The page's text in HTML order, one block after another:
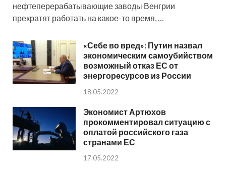
нефтеперерабатывающие заводы Венгрии
прекратят работать на какое-то время, …
«Себе во вред»: Путин назвал
экономическим самоубийством
возможный отказ ЕС от
энергоресурсов из России
18.05.2022
Экономист Артюхов
прокомментировал ситуацию с
оплатой российского газа
странами ЕС
17.05.2022